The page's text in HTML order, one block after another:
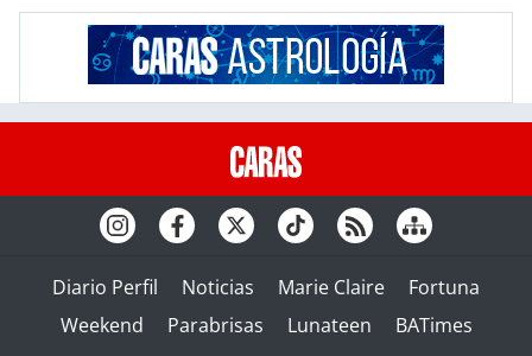
Diario Perfil Noticias Marie Claire
Fortuna
Weekend
Parabrisas Lunateen BATimes